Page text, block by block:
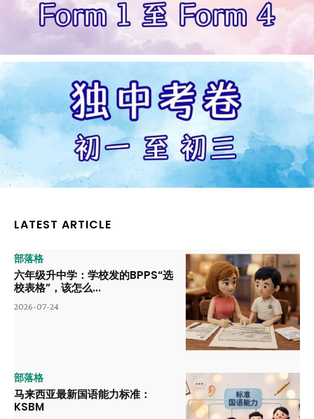
LATEST ARTICLE
部落格
六年级升中学：学校发的BPPS“选
校表格”，该怎么...
2026-07-24
部落格
马来西亚最新国语能力标准：
KSBM